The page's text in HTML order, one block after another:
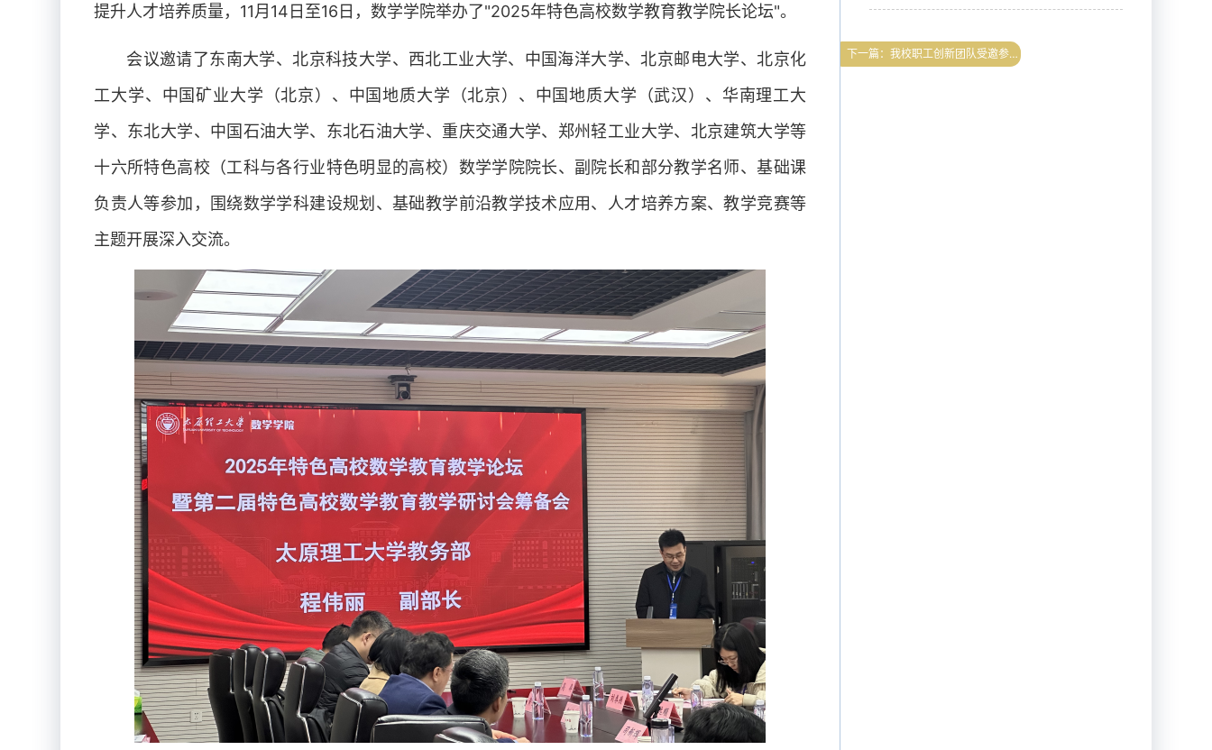
提升人才培养质量，11月14日至16日，数学学院举办了"2025年特色高校数学教育教学院长论坛"。
会议邀请了东南大学、北京科技大学、西北工业大学、中国海洋大学、北京邮电大学、北京化
工大学、中国矿业大学（北京）、中国地质大学（北京）、中国地质大学（武汉）、华南理工大
学、东北大学、中国石油大学、东北石油大学、重庆交通大学、郑州轻工业大学、北京建筑大学等
十六所特色高校（工科与各行业特色明显的高校）数学学院院长、副院长和部分教学名师、基础课
负责人等参加，围绕数学学科建设规划、基础教学前沿教学技术应用、人才培养方案、教学竞赛等
主题开展深入交流。
下一篇：我校职工创新团队受邀参加“2025年山西省‘五小’创新大赛优秀成果展”